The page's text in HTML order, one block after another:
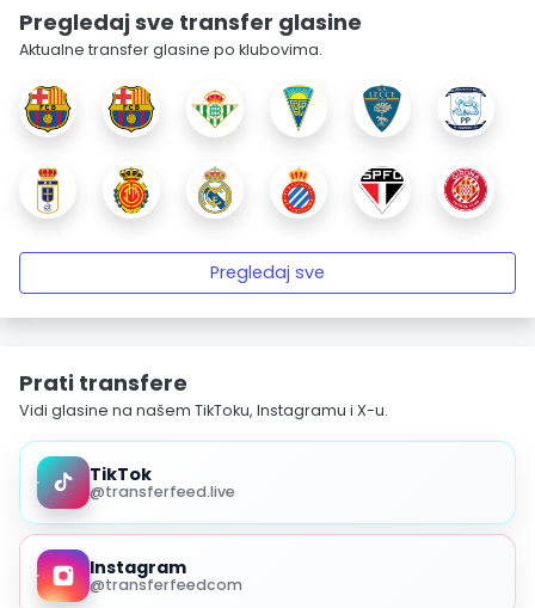
Pregledaj sve transfer glasine
Aktualne transfer glasine po klubovima.
Pregledaj sve
Prati transfere
Vidi glasine na našem TikToku, Instagramu i X-u.
TikTok
@transferfeed.live
Instagram
@transferfeedcom